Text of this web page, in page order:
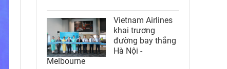
Vietnam Airlines
khai trương
đường bay thẳng
Hà Nội -
Melbourne